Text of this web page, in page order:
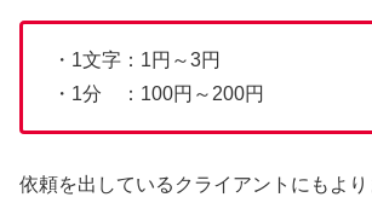
・1文字：1円～3円
・1分 ：100円～200円
依頼を出しているクライアントにもよ